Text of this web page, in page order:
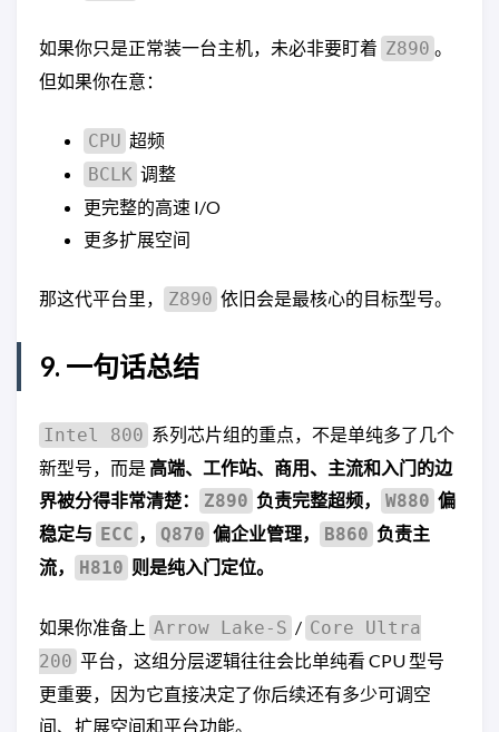
如果你只是正常装一台主机，未必非要盯着 Z890 。
但如果你在意：
CPU 超频
BCLK 调整
更完整的高速 I/O
更多扩展空间
那这代平台里， Z890 依旧会是最核心的目标型号。
9. 一句话总结
Intel 800 系列芯片组的重点，不是单纯多了几个
新型号，而是 高端、工作站、商用、主流和入门的边
界被分得非常清楚：
Z890 负责完整超频， W880 偏
稳定与 ECC ， Q870 偏企业管理， B860 负责主
流，
H810 则是纯入门定位。
如果你准备上 Arrow Lake-S / Core Ultra
200 平台，这组分层逻辑往往会比单纯看 CPU 型号
更重要，因为它直接决定了你后续还有多少可调空
间、扩展空间和平台功能。